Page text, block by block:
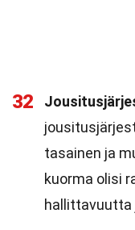
32
tasainen ja
kuorma olisi
hallittavuutta